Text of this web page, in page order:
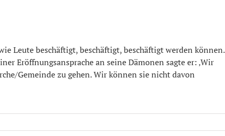
Leute beschäftigt, beschäftigt, beschäftigt werden können.
Eröffnungsansprache an seine Dämonen sagte er: ‚Wir
Gemeinde zu gehen. Wir können sie nicht davon